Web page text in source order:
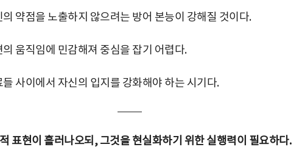
의 약점을 노출하지 않으려는 방어 본능이 강해질 것이다.
의 움직임에 민감해져 중심을 잡기 어렵다.
들 사이에서 자신의 입지를 강화해야 하는 시기다.
표현이 흘러나오되, 그것을 현실화하기 위한 실행력이 필요하다.